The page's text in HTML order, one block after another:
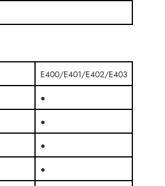
E400/E401/E402/E403
●
●
●
●